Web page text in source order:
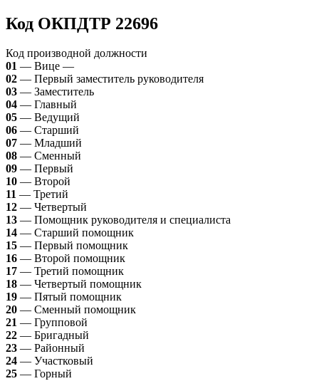
Код ОКПДТР 22696
Код производной должности
01 — Вице —
02 — Первый заместитель руководителя
03 — Заместитель
04 — Главный
05 — Ведущий
06 — Старший
07 — Младший
08 — Сменный
09 — Первый
10 — Второй
11 — Третий
12 — Четвертый
13 — Помощник руководителя и специалиста
14 — Старший помощник
15 — Первый помощник
16 — Второй помощник
17 — Третий помощник
18 — Четвертый помощник
19 — Пятый помощник
20 — Сменный помощник
21 — Групповой
22 — Бригадный
23 — Районный
24 — Участковый
25 — Горный